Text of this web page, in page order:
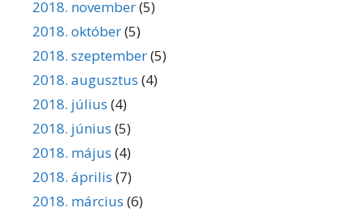
2018. november(5)
2018. október(5)
2018. szeptember(5)
2018. augusztus (4)
2018. július (4)
2018. június (5)
2018. május (4)
2018. április (7)
2018. március (6)